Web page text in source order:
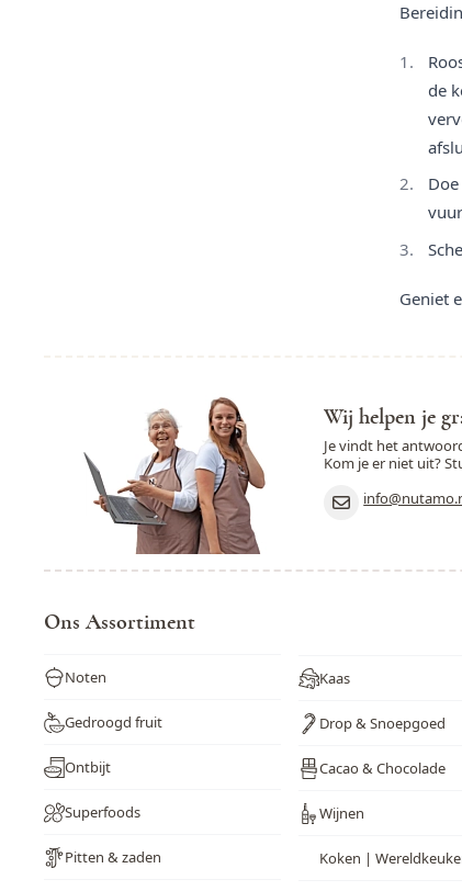
de
Geniet
Wij helpen je
Je vindt het
Kom je er niet uit?
Ons Assortiment
Noten
Gedroogd fruit
Ontbijt
Superfoods
Pitten & zaden
Kaas
Drop & Snoepgoed
Cacao & Chocolade
Wijnen
Koken |